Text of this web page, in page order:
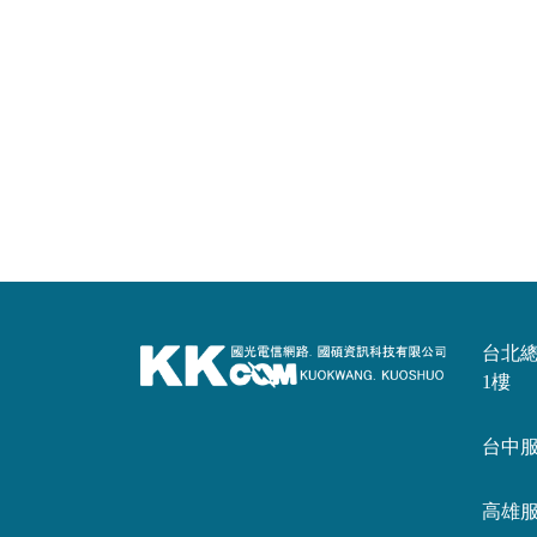
台北
1樓
台中
高雄